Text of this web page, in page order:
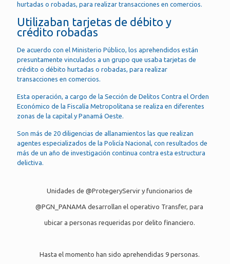
hurtadas o robadas, para realizar transacciones en comercios.
Utilizaban tarjetas de débito y
crédito robadas
De acuerdo con el Ministerio Público, los aprehendidos están
presuntamente vinculados a un grupo que usaba tarjetas de
crédito o débito hurtadas o robadas, para realizar
transacciones en comercios.
Esta operación, a cargo de la Sección de Delitos Contra el Orden
Económico de la Fiscalía Metropolitana se realiza en diferentes
zonas de la capital y Panamá Oeste.
Son más de 20 diligencias de allanamientos las que realizan
agentes especializados de la Policía Nacional, con resultados de
más de un año de investigación continua contra esta estructura
delictiva.
Unidades de @ProtegeryServiry funcionarios de
@PGN_PANAMA desarrollan el operativo Transfer, para
ubicar a personas requeridas por delito financiero.
Hasta el momento han sido aprehendidas 9 personas.